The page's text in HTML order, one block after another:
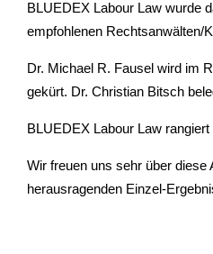
BLUEDEX Labour Law wurde
empfohlenen Rechtsanwälten/
Dr. Michael R. Fausel wird im
gekürt. Dr. Christian Bitsch
BLUEDEX Labour Law
Wir freuen uns sehr über
herausragenden Einzel-